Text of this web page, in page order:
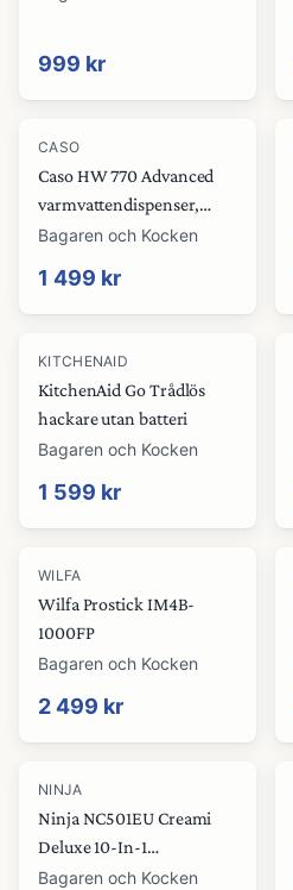
999 kr
CASO
Caso HW 770 Advanced
varmvattendispenser,
svart
Bagaren och Kocken
1 499 kr
KITCHENAID
KitchenAid Go Trådlös
hackare utan batteri
Bagaren och Kocken
1 599 kr
WILFA
Wilfa Prostick IM4B-
1000FP
Bagaren och Kocken
2 499 kr
NINJA
Ninja NC501EU Creami
Deluxe 10-In-1
glassmaskin
Bagaren och Kocken